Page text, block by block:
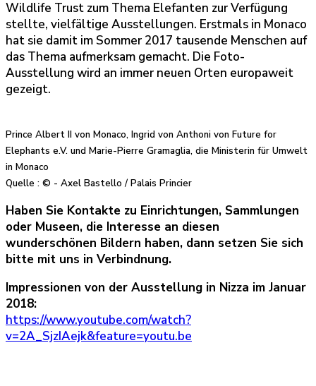
Wildlife Trust zum Thema Elefanten zur Verfügung
stellte, vielfältige Ausstellungen. Erstmals in Monaco
hat sie damit im Sommer 2017 tausende Menschen auf
das Thema aufmerksam gemacht. Die Foto-
Ausstellung wird an immer neuen Orten europaweit
gezeigt.
Prince Albert II von Monaco, Ingrid von Anthoni von Future for
Elephants e.V. und Marie-Pierre Gramaglia, die Ministerin für Umwelt
in Monaco
Quelle : © - Axel Bastello / Palais Princier
Haben Sie Kontakte zu Einrichtungen, Sammlungen
oder Museen, die Interesse an diesen
wunderschönen Bildern haben, dann setzen Sie sich
bitte mit uns in Verbindnung.
Impressionen von der Ausstellung in Nizza im Januar
2018:
https://www.youtube.com/watch?
v=2A_SjzIAejk&feature=youtu.be